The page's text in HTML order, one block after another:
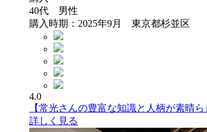
40代 男性
購入時期：2025年9月 東京都杉並区
4.0
【常光さんの豊富な知識と人柄が素晴
詳しく見る